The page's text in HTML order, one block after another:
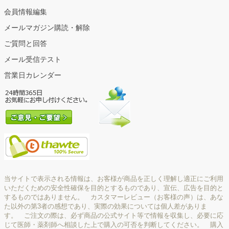
会員情報編集
メールマガジン購読・解除
ご質問と回答
メール受信テスト
営業日カレンダー
当サイトで表示される情報は、お客様が商品を正しく理解し適正にご利用
いただくための安全性確保を目的とするものであり、宣伝、広告を目的と
するものではありません。 カスタマーレビュー（お客様の声）は、あな
た以外の第3者の感想であり、実際の効果については個人差がありま
す。 ご注文の際は、必ず商品の公式サイト等で情報を収集し、必要に応
じて医師・薬剤師へ相談した上で購入の可否を判断してください。 購入